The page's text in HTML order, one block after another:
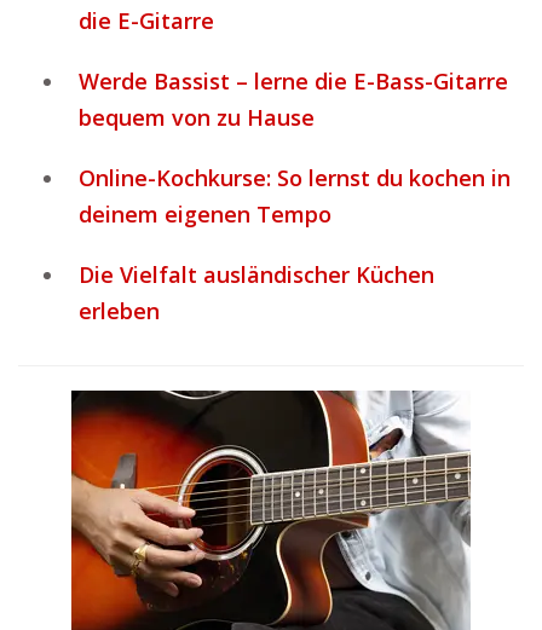
die E-Gitarre
Werde Bassist – lerne die E-Bass-Gitarre
bequem von zu Hause
Online-Kochkurse: So lernst du kochen in
deinem eigenen Tempo
Die Vielfalt ausländischer Küchen
erleben